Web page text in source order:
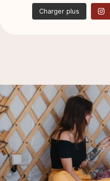
Charger plus